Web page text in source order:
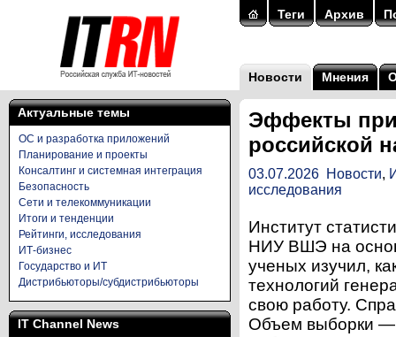
Теги Архив
Новости Мнения
Актуальные темы
ОС и разработка приложений
Планирование и проекты
Консалтинг и системная интеграция
Безопасность
Сети и телекоммуникации
Итоги и тенденции
Рейтинги, исследования
ИТ-бизнес
Государство и ИТ
Дистрибьюторы/субдистрибьюторы
IT Channel News
Эффекты
российской
03.07.2026 Новости,
исследования
Институт
НИУ ВШЭ на
ученых изучил,
технологий
свою работу.
Объем выборки —